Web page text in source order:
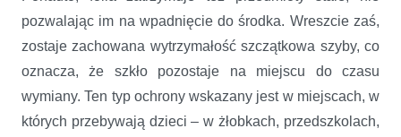
pozwalając im na wpadnięcie do środka. Wreszcie zaś,
zostaje zachowana wytrzymałość szczątkowa szyby, co
oznacza, że szkło pozostaje na miejscu do czasu
wymiany. Ten typ ochrony wskazany jest w miejscach, w
których przebywają dzieci – w żłobkach, przedszkolach,